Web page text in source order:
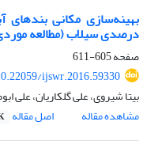
درصدی سیلاب (مطالعه
صفحه605-611
ijswr.2016.59330
بیتا شیروی، علی گلکاریان، علی
مشاهده مقاله
اصل مقاله